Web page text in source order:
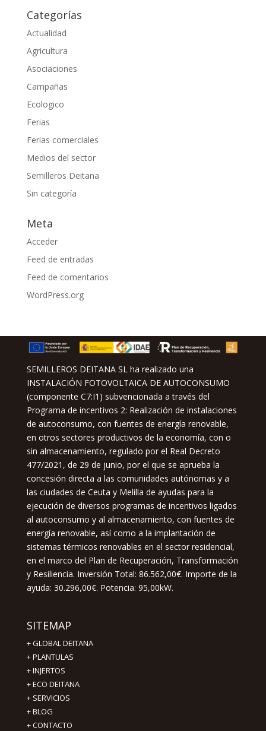
Categorías
Actualidad
Agricultura
Asociaciones
Campañas
Ecologico
Ferias
Ferias comerciales
Medios del sector
Semilleros Deitana
Sin categoría
Meta
Acceder
Feed de entradas
Feed de comentarios
WordPress.org
SEMILLEROS DEITANA SL ha realizado una
INSTALACIÓN FOTOVOLTAICA DE AUTOCONSUMO
(componente C7:I1) subvencionada a través del
Programa de incentivos 2: Realización de instalaciones
de autoconsumo, con fuentes de energía renovable,
en otros sectores productivos de la economía, con o
sin almacenamiento, regulado por el Real Decreto
477/2021, de 29 de junio, por el que se aprueba la
concesión directa a las comunidades autónomas y a
las ciudades de Ceuta y Melilla de ayudas para la
ejecución de diversos programas de incentivos ligados
al autoconsumo y al almacenamiento, con fuentes de
energía renovable, así como a la implantación de
sistemas térmicos renovables en el sector residencial,
en el marco del Plan de Recuperación, Transformación
y Resiliencia. Inversión Total: 86.562,00€. Importe de la
ayuda: 30.296,00€. Potencia: 95,00kW.
SITEMAP
+GLOBAL DEITANA
+PLANTULAS
+INJERTOS
+ECO DEITANA
+ SERVICIOS
+BLOG
+CONTACTO